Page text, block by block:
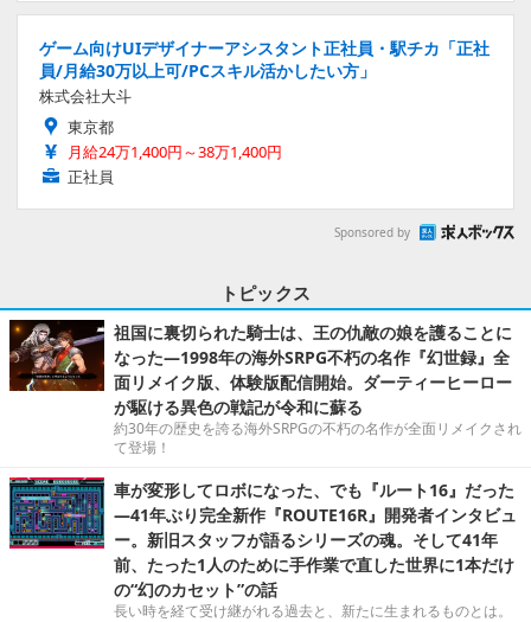
ゲーム向けUIデザイナーアシスタント正社員・駅チカ「正社
員/月給30万以上可/PCスキル活かしたい方」
株式会社大斗
東京都
月給24万1,400円～38万1,400円
正社員
Sponsored by
トピックス
祖国に裏切られた騎士は、王の仇敵の娘を護ることに
なった―1998年の海外SRPG不朽の名作『幻世録』全
面リメイク版、体験版配信開始。ダーティーヒーロー
が駆ける異色の戦記が令和に蘇る
約30年の歴史を誇る海外SRPGの不朽の名作が全面リメイクされ
て登場！
車が変形してロボになった、でも『ルート16』だった
―41年ぶり完全新作『ROUTE16R』開発者インタビュ
ー。新旧スタッフが語るシリーズの魂。そして41年
前、たった1人のために手作業で直した世界に1本だけ
の“幻のカセット”の話
長い時を経て受け継がれる過去と、新たに生まれるものとは。